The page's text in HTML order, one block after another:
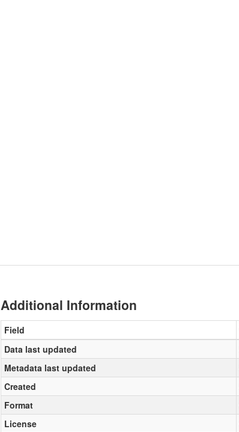
Additional Information
Field
Data last updated
Metadata last updated
Created
Format
License